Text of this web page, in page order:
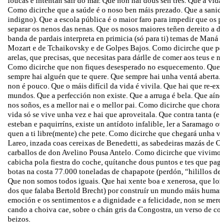
Como dicirche que a saúde é o noso ben máis prezado. Que a
indigno). Que a escola pública é o maior faro para impedir que os
separar os nenos das nenas. Que os nosos maiores teñen dereito a
banda de pardais interpreta en primicia (só para ti) temas de
Mozart e de Tchaikovsky e de Golpes Bajos. Como dicirche que
arelas, que precisas, que necesitas para dárlle de comer aos teus e
Como dicirche que non fiques desesperado no esquecemento.
sempre hai alguén que te quere. Que sempre hai unha ventá
non é pouco. Que o máis difícil da vida é vivila. Que hai que re-
mundos. Que a perfección non existe. Que a arruga é bela. Que
nos soños, es a mellor nai e o mellor pai. Como dicirche que
vida só se vive unha vez e hai que aproveitala. Que contra tanta
esteban e paquirríns, existe un antídoto infalible, ler a Saramago
quen a ti libre(mente) che pete. Como dicirche que chegará unha
Lareo, inzada coas cereixas de Benedetti, as sabedeiras mazás
carballos de don Avelino Pousa Antelo. Como dicirche que
cabicha pola fiestra do coche, quítanche dous puntos e tes que
botas na costa 77.000 toneladas de chapapote (perdón, “hilillos
Que non somos todos iguais. Que hai xente boa e xenerosa, que
dos que falaba Bertold Brecht) por construír un mundo máis
emoción e os sentimentos e a dignidade e a felicidade, non se
cando a choiva cae, sobre o chán gris da Congostra, un verso de
beizos.